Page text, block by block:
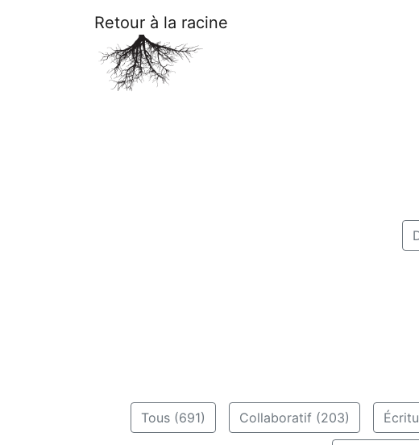
Retour à la racine
Tous (691) Collaboratif (203)